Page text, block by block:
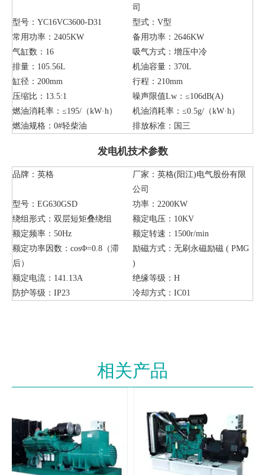
司
型号：YC16VC3600-D31
型式：V型
常用功率：2405KW
备用功率：2646KW
气缸数：16
吸气方式：增压中冷
排量：105.56L
机油容量：370L
缸径：200mm
行程：210mm
压缩比：13.5:1
噪声限值Lw：≤106dB(A)
燃油消耗率：≤195/（kW·h）
机油消耗率：≤0.5g/（kW·h）
燃油规格：0#轻柴油
排放标准：国三
发电机技术参数
品牌：英格
厂家：英格(阳江)电气股份有限
公司
型号：EG630GSD
功率：2200KW
绕组形式：双层短矩叠绕组
额定电压：10KV
额定频率：50Hz
额定转速：1500r/min
额定功率因数：cosΦ=0.8（滞
后）
励磁方式：无刷永磁励磁 ( PMG
)
额定电流：141.13A
绝缘等级：H
防护等级：IP23
冷却方式：IC01
2、免维护型蓄电池、电瓶连接线
4、弯头、减震垫
柴油发电机组自选配置
1、调试用机油、防冻液、柴油
2、ATS自动切换柜
3、全自动并机柜
4、静音箱、防雨罩
5、移动拖车
6、集装箱、静音式集装箱
相关产品